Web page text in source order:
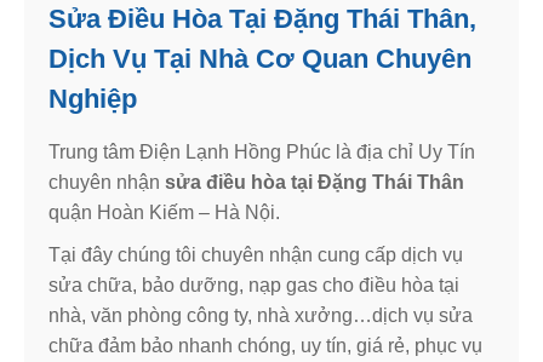
Sửa Điều Hòa Tại Đặng Thái Thân,
Dịch Vụ Tại Nhà Cơ Quan Chuyên
Nghiệp
Trung tâm Điện Lạnh Hồng Phúc là địa chỉ Uy Tín
chuyên nhận sửa điều hòa tại Đặng Thái Thân
quận Hoàn Kiếm – Hà Nội.
Tại đây chúng tôi chuyên nhận cung cấp dịch vụ
sửa chữa, bảo dưỡng, nạp gas cho điều hòa tại
nhà, văn phòng công ty, nhà xưởng…dịch vụ sửa
chữa đảm bảo nhanh chóng, uy tín, giá rẻ, phục vụ